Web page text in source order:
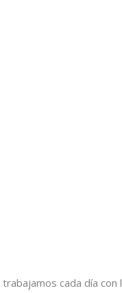
trabajamos cada día con